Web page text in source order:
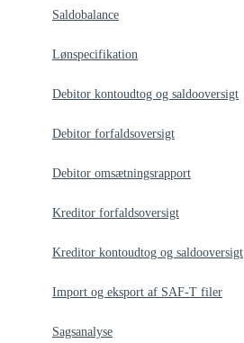
Saldobalance
Lønspecifikation
Debitor kontoudtog og saldooversigt
Debitor forfaldsoversigt
Debitor omsætningsrapport
Kreditor forfaldsoversigt
Kreditor kontoudtog og saldooversigt
Import og eksport af SAF-T filer
Sagsanalyse